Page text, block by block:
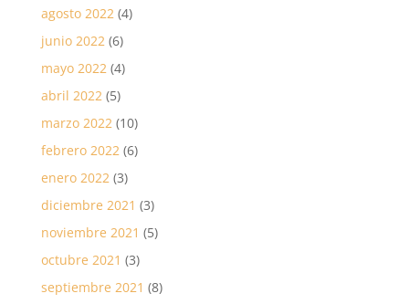
agosto 2022 (4)
junio 2022 (6)
mayo 2022 (4)
abril 2022 (5)
marzo 2022 (10)
febrero 2022 (6)
enero 2022 (3)
diciembre 2021 (3)
noviembre 2021 (5)
octubre 2021 (3)
septiembre 2021 (8)